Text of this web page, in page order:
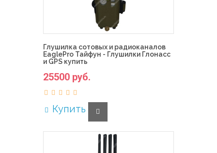
Глушилка сотовых и радиоканалов
EaglePro Тайфун - Глушилки Глонасс
и GPS купить
25500 руб.
Купить